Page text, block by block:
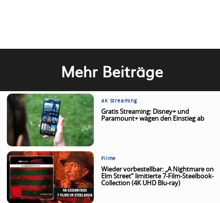
Mehr Beiträge
4K Streaming
Gratis Streaming: Disney+ und
Paramount+ wägen den Einstieg ab
Filme
Wieder vorbestellbar: „A Nightmare on
Elm Street“ limitierte 7-Film-Steelbook-
Collection (4K UHD Blu-ray)